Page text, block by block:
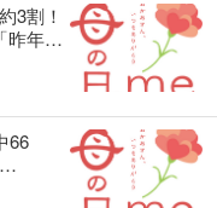
3割！
昨年の
の調
ごす
66
贈